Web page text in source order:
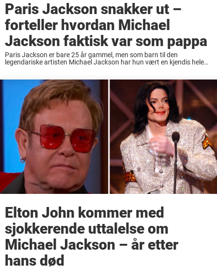
Paris Jackson snakker ut –
forteller hvordan Michael
Jackson faktisk var som pappa
Paris Jackson er bare 25 år gammel, men som barn til den
legendariske artisten Michael Jackson har hun vært en kjendis hele
Elton John kommer med
sjokkerende uttalelse om
Michael Jackson – år etter
hans død